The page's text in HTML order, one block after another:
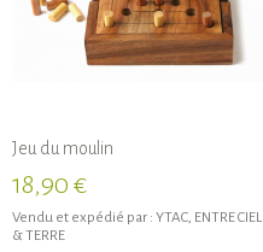
Jeu du moulin
18,90 €
Vendu et expédié par : YTAC, ENTRE CIEL
& TERRE